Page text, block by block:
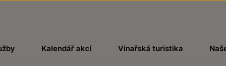
Kalendář akcí Vinařská turistika